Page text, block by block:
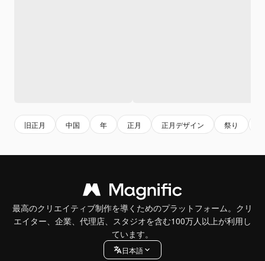
旧正月 中国 年 正月 正月デザイン 祭り
最高のクリエイティブ制作を導くためのプラットフォーム。クリ
エイター、企業、代理店、スタジオを含む100万人以上が利用し
ています。
日本語